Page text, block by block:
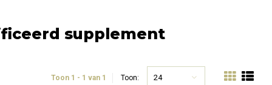
supplement
Toon 1 - 1 van 1 Toon: 24